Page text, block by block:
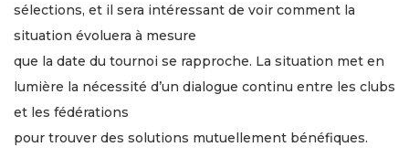
sélections, et il sera intéressant de voir comment la
situation évoluera à mesure
que la date du tournoi se rapproche. La situation met en
lumière la nécessité d’un dialogue continu entre les clubs
et les fédérations
pour trouver des solutions mutuellement bénéfiques.